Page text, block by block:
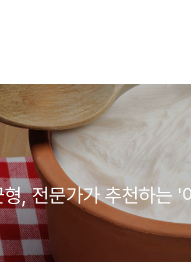
, 전문가가 추천하는 '